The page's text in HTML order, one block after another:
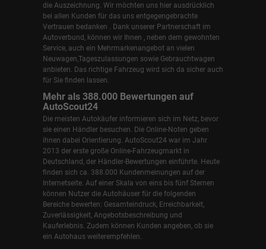
die Auszeichnung. Wir möchten uns hier ausdrücklich
bei allen Kunden für das uns entgegengebrachte
Vertrauen bedanken . Dank unserer Partnerschaft im
Autoverbund, können wir Ihnen , neben dem gewohnten
Service, auch ein Mehrmarkenangebot an vielen
Neuwagen,Tageszulassungen sowie Gebrauchtwagen
anbieten. Das richtige Fahrzeug wird sich da sicher auch
für Sie finden lassen.
Mehr als 388.000 Bewertungen auf
AutoScout24
Die meisten Autokäufer informieren sich im Netz, bevor
sie einen Händler besuchen. Die Online-Noten geben
ihnen dabei Orientierung. AutoScout24 war im Jahr
2013 der erste große Online-Fahrzeugmarkt in
Deutschland, der Händler-Bewertungen einführte. Heute
finden sich ca. 388.000 Kundenmeinungen auf der
Internetseite. Auf einer Skala von eins bis fünf Sternen
können Nutzer die Autohäuser für die folgenden
Bereiche bewerten: Gesamteindruck, Erreichbarkeit,
Zuverlässigkeit, Angebotsbeschreibung und
Kauferlebnis. Zudem können Kunden angeben, ob sie
ein Autohaus weiterempfehlen.